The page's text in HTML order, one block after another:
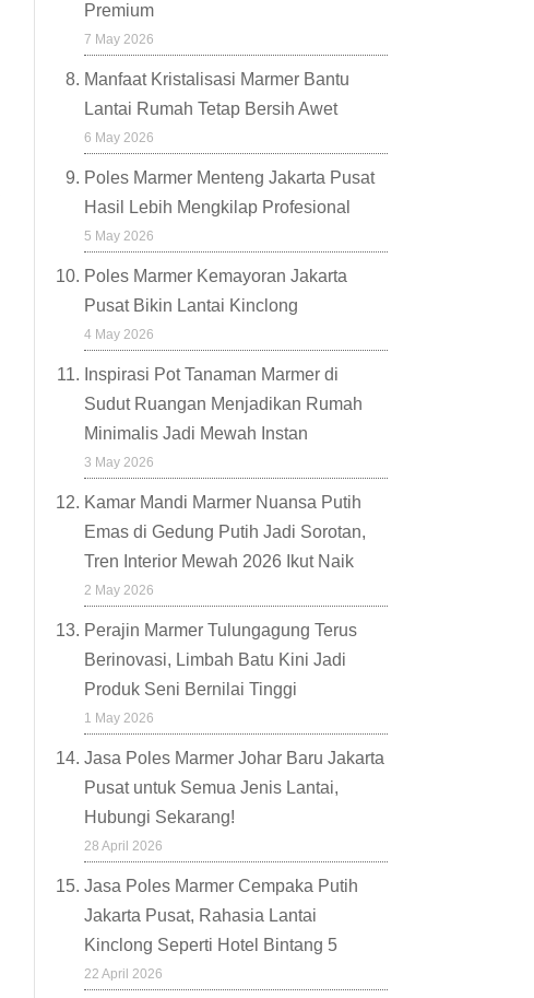
Premium
7 May 2026
Manfaat Kristalisasi Marmer Bantu
Lantai Rumah Tetap Bersih Awet
6 May 2026
Poles Marmer Menteng Jakarta Pusat
Hasil Lebih Mengkilap Profesional
5 May 2026
Poles Marmer Kemayoran Jakarta
Pusat Bikin Lantai Kinclong
4 May 2026
Inspirasi Pot Tanaman Marmer di
Sudut Ruangan Menjadikan Rumah
Minimalis Jadi Mewah Instan
3 May 2026
Kamar Mandi Marmer Nuansa Putih
Emas di Gedung Putih Jadi Sorotan,
Tren Interior Mewah 2026 Ikut Naik
2 May 2026
Perajin Marmer Tulungagung Terus
Berinovasi, Limbah Batu Kini Jadi
Produk Seni Bernilai Tinggi
1 May 2026
Jasa Poles Marmer Johar Baru Jakarta
Pusat untuk Semua Jenis Lantai,
Hubungi Sekarang!
28 April 2026
Jasa Poles Marmer Cempaka Putih
Jakarta Pusat, Rahasia Lantai
Kinclong Seperti Hotel Bintang 5
22 April 2026